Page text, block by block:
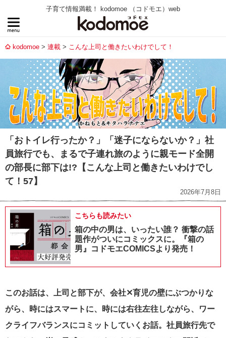
子育て情報満載！ kodomoe （コドモエ）web
kodomoe 連載 こんな上司と働きたいわけでして！
「おトイレ行ったか？」「迷子にならないか？」社
員旅行でも、まるで子連れ旅のように親モード全開
の部長に部下は!?【こんな上司と働きたいわけでし
て！57】
2026年7月8日
こちらも読みたい
箱の中の男は、いったい誰？ 衝撃の話
題作がついにコミックスに。『箱の
男』コドモエCOMICSより発売！
このお話は、上司と部下が、会社✕育児の壁にぶつかりな
がら、時にはスマートに、時には右往左往しながら、ワー
クライフバランスにコミットしていくお話。社員旅行先で